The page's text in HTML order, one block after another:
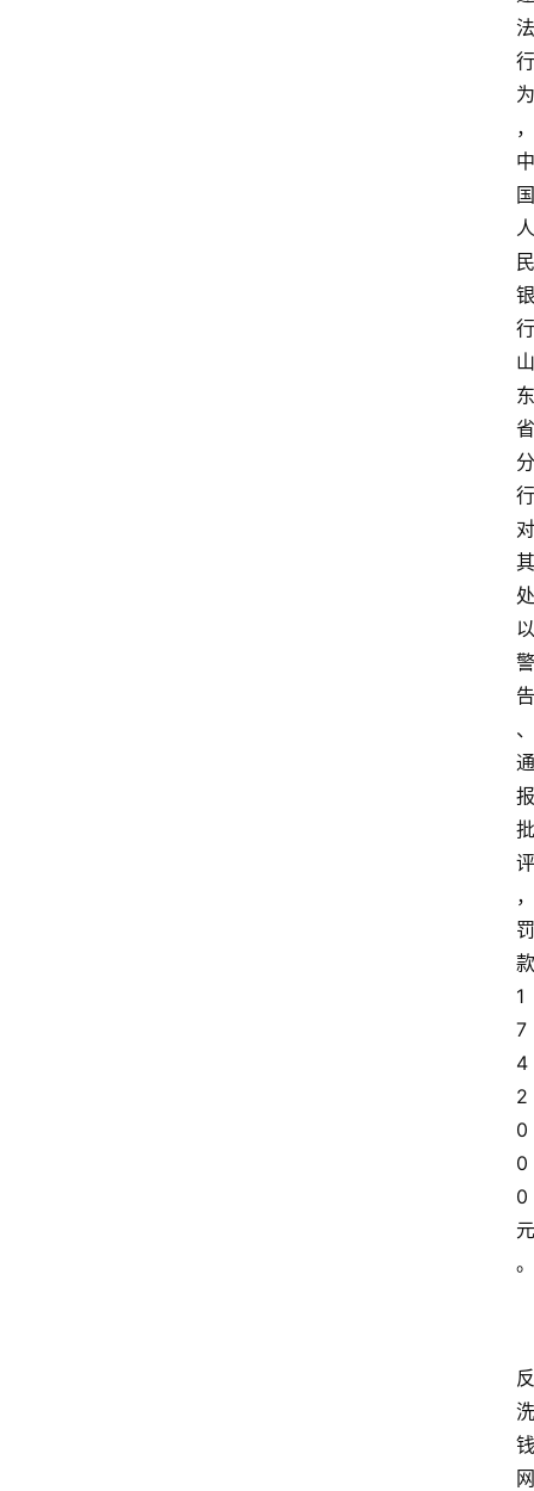
法
行
为
，
中
国
人
民
银
行
山
东
省
分
行
对
其
处
以
警
告
、
通
报
批
评
，
罚
款
1
7
4
2
0
0
0
元
。
反
洗
钱
网